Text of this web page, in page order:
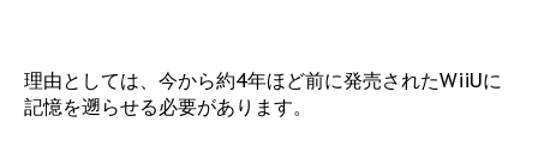
理由としては、今から約4年ほど前に発売されたWiiUに
記憶を遡らせる必要があります。